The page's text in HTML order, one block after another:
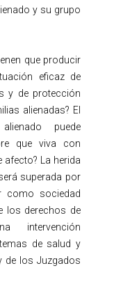
y su grupo
que producir
eficaz de
y de protección
alienadas? El
puede
que viva con
afecto? La herida
superada por
como sociedad
los derechos de
de salud y
de los Juzgados